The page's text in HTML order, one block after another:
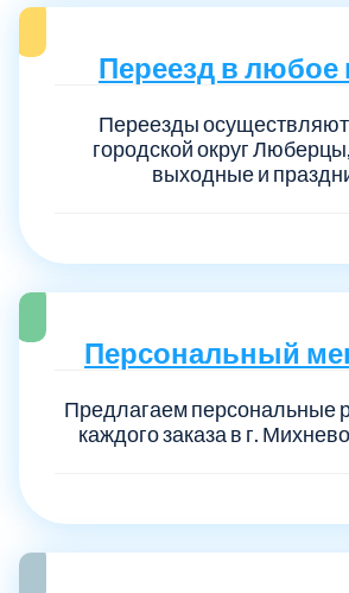
Переезд в любое
Переезды
городской округ
выходные и
Персональный
Предлагаем персональные
каждого заказа в г.